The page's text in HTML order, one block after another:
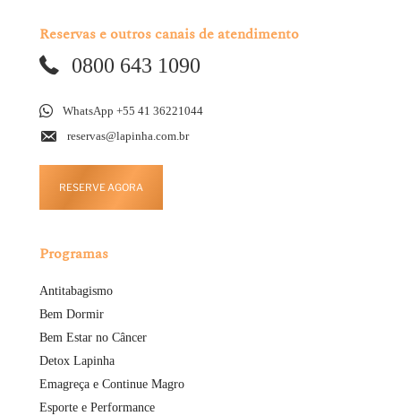
Reservas e outros canais de atendimento
0800 643 1090
WhatsApp +55 41 36221044
reservas@lapinha.com.br
RESERVE AGORA
Programas
Antitabagismo
Bem Dormir
Bem Estar no Câncer
Detox Lapinha
Emagreça e Continue Magro
Esporte e Performance